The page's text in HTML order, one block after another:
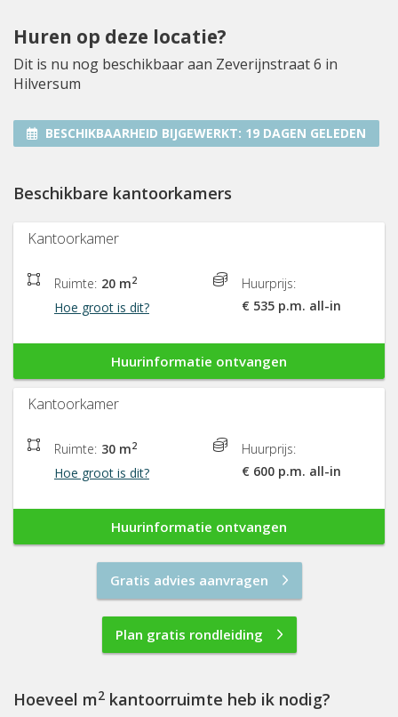
Huren op deze locatie?
Dit is nu nog beschikbaar aan Zeverijnstraat 6 in
Hilversum
BESCHIKBAARHEID BIJGEWERKT: 19 DAGEN GELEDEN
Beschikbare kantoorkamers
Kantoorkamer
Ruimte: 20 m2
Hoe groot is dit?
Huurprijs:
€ 535 p.m. all-in
Huurinformatie ontvangen
Kantoorkamer
Ruimte: 30 m2
Hoe groot is dit?
Huurprijs:
€ 600 p.m. all-in
Huurinformatie ontvangen
Gratis advies aanvragen
Plan gratis rondleiding
Hoeveel m2 kantoorruimte heb ik nodig?